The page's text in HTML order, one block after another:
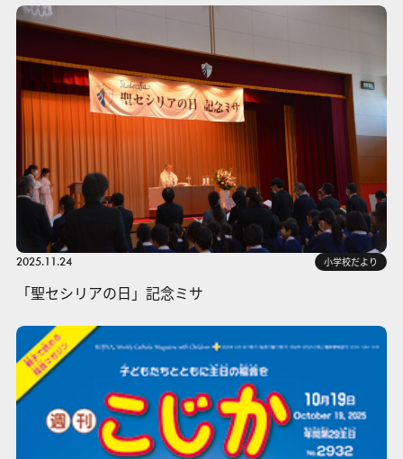
2025.11.24 小学校だより
「聖セシリアの日」記念ミサ